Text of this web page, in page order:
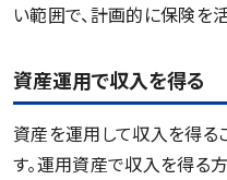
い範囲で、計画的に保険を
資産運用で収入を得る
資産を運用して収入を得る
す。運用資産で収入を得る